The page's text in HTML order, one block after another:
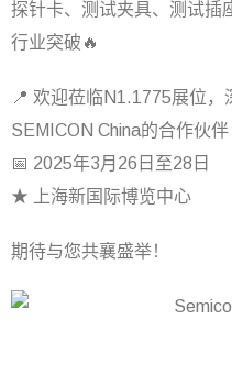
探针卡、测试夹具、测试插
行业突破🔥
📍 欢迎莅临N1.1775展位
SEMICON China的合作伙伴
📅 2025年3月26日至28日
★ 上海新国际博览中心
期待与您共襄盛举！